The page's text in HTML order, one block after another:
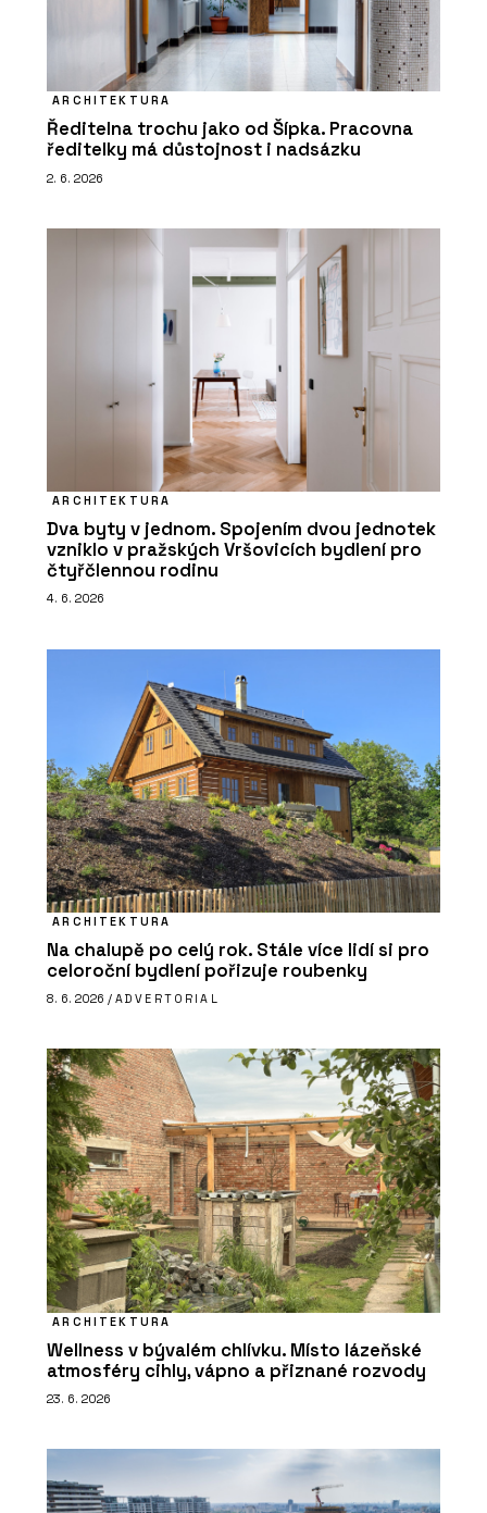
ARCHITEKTURA
Ředitelna trochu jako od Šípka. Pracovna
ředitelky má důstojnost i nadsázku
2. 6. 2026
ARCHITEKTURA
Dva byty v jednom. Spojením dvou jednotek
vzniklo v pražských Vršovicích bydlení pro
čtyřčlennou rodinu
4. 6. 2026
ARCHITEKTURA
Na chalupě po celý rok. Stále více lidí si pro
celoroční bydlení pořizuje roubenky
8. 6. 2026 / ADVERTORIAL
ARCHITEKTURA
Wellness v bývalém chlívku. Místo lázeňské
atmosféry cihly, vápno a přiznané rozvody
23. 6. 2026